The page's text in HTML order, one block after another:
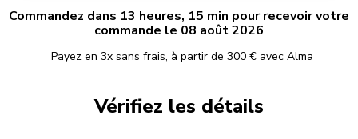
Commandez dans 13 heures, 15 min pour recevoir votre
commande le 08 août 2026
Payez en 3x sans frais, à partir de 300 € avec Alma
Vérifiez les détails